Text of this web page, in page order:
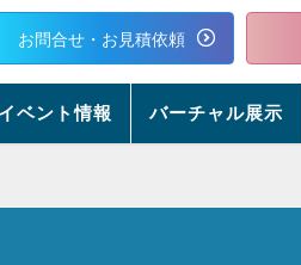
お問合せ・お見積依頼
ベント情報 バーチャル展示